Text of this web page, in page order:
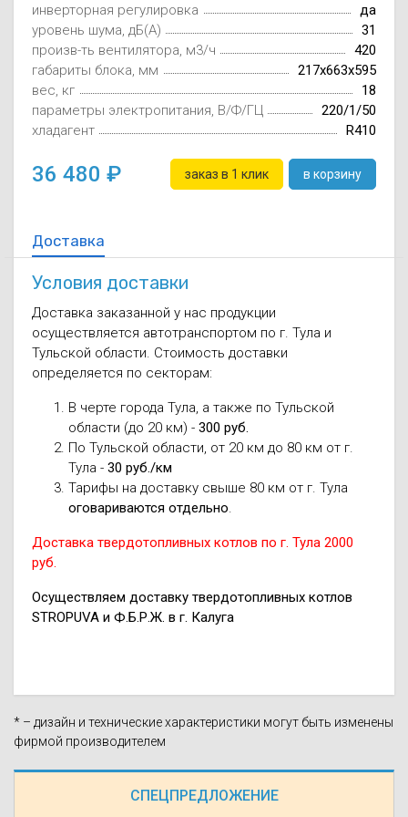
СПЕЦПРЕДЛОЖЕНИЕ
инверторная регулировка
да
уровень шума, дБ(А)
31
произв-ть вентилятора, м3/ч
420
габариты блока, мм
217х663х595
вес, кг
18
параметры электропитания, В/Ф/ГЦ
220/1/50
хладагент
R410
36 480 заказ в 1 клик в корзину
Доставка
Условия доставки
Доставка заказанной у нас продукции
осуществляется автотранспортом по г. Тула и
Тульской области. Стоимость доставки
определяется по секторам:
В черте города Тула, а также по Тульской
области (до 20 км) - 300 руб.
По Тульской области, от 20 км до 80 км от г.
Тула - 30 руб./км
Тарифы на доставку свыше 80 км от г. Тула
оговариваются отдельно.
Доставка твердотопливных котлов по г. Тула 2000
руб.
Осуществляем доставку твердотопливных котлов
STROPUVA и Ф.Б.Р.Ж. в г. Калуга
* – дизайн и технические характеристики могут быть изменены
фирмой производителем
Осушители
Wi-Fi модуля
отработанном